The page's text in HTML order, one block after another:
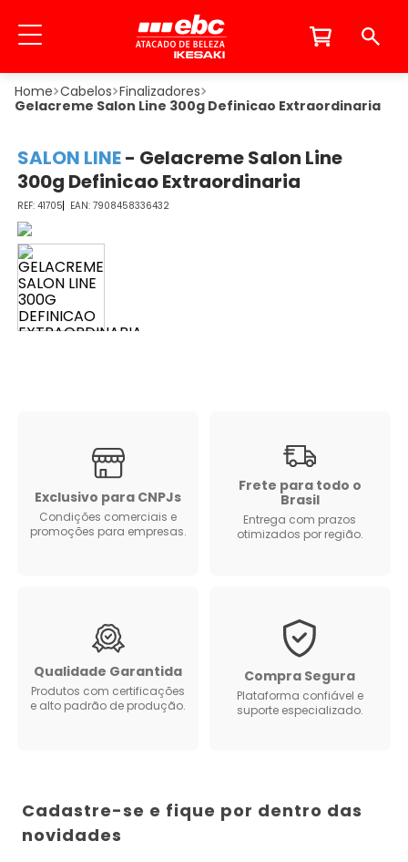
Cabelos Finalizadores
Gelacreme Salon Line 300g Definicao Extraordinaria
SALON LINE- Gelacreme Salon Line
300g Definicao Extraordinaria
41705 7908458336432
Exclusivo para CNPJs
Condições comerciais e
promoções para empresas.
Frete para todo o
Brasil
Entrega com prazos
otimizados por região.
Qualidade Garantida
Produtos com certificações
e alto padrão de produção.
Compra Segura
Plataforma confiável e
suporte especializado.
Cadastre-se e fique por dentro das
novidades